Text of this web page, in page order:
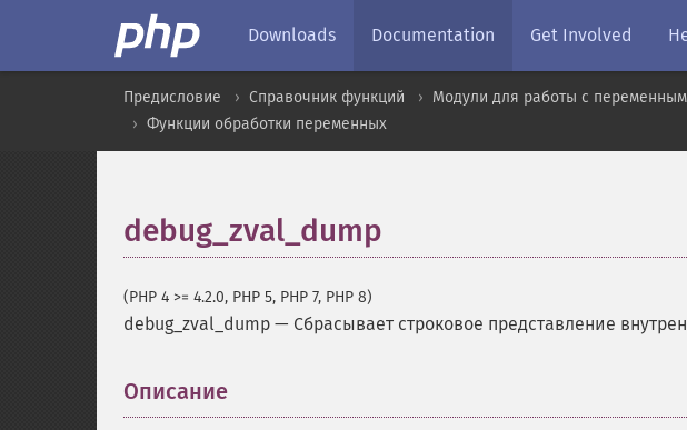
Downloads Documentation Get Involved
Предисловие Справочник функций Модули для работы с
Функции обработки переменных
debug_zval_dump
(PHP 4 >= 4.2.0, PHP 5, PHP 7, PHP 8)
debug_zval_dump — Сбрасывает строковое представление
Описание